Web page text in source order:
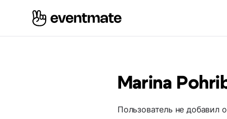
Marina
Пользователь не добавил